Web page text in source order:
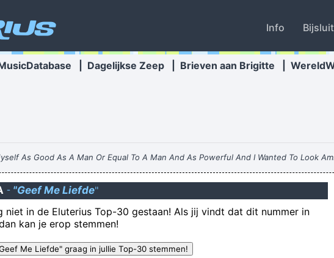
Info
Dagelijkse Zeep Brieven aan Brigitte
As Good As A Man Or Equal To A Man And As Powerful And I Wanted To Look
To Make Through The Media And It Certainly Did Cause Quite A Few Ripples
Linda
Asking for a friend: does anyone know who played the
Frank Matsmijter, boekhouder voor een criminele
ONHABITUELE MANIEREN OM KLANTEN &
- "Geef Me Liefde"
niet in de Eluterius Top-30 gestaan! Als jij vindt dat dit nummer in
kan je erop stemmen!